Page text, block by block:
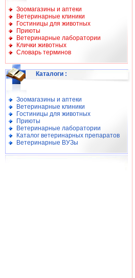
Зоомагазины и аптеки
Ветеринарные клиники
Гостиницы для животных
Приюты
Ветеринарные лаборатории
Клички животных
Словарь терминов
Каталоги :
Зоомагазины и аптеки
Ветеринарные клиники
Гостиницы для животных
Приюты
Ветеринарные лаборатории
Каталог ветеринарных препаратов
Ветеринарные ВУЗы